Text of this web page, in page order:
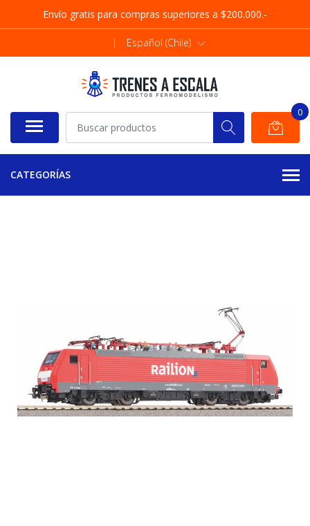
Envío gratis para compras superiores a $200.000.-
| Español (Chile)
0
CATEGORÍAS